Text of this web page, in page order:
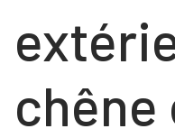
chêne